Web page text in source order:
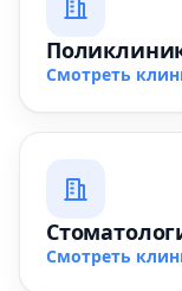
Смотреть
Смотреть